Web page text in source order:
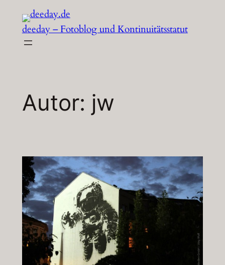
Inhalt
springen
deeday – Fotoblog und Kontinuitätsstatut
Autor: jw